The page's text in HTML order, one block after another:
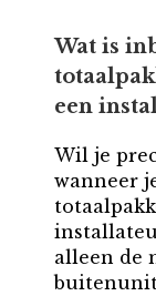
Wat is
een
Wil je
wanneer
alleen de